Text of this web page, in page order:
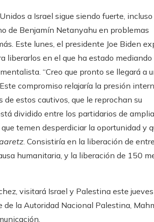
a Israel sigue siendo fuerte,
de Benjamín Netanyahu en problemas
Este lunes, el presidente Joe Biden
liberarlos en el que ha estado mediando
“Creo que pronto se llegará a
compromiso relajaría la presión
estos cautivos, que le reprochan su
dividido entre los partidarios de
temen desperdiciar la oportunidad y
. Consistiría en la liberación de
humanitaria, y la liberación de 150
visitará Israel y Palestina este
la Autoridad Nacional Palestina,